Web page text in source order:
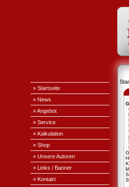
» Startseite
» News
» Angebot
» Service
» Kalkulation
» Shop
» Unsere Autoren
» Links / Banner
» Kontakt